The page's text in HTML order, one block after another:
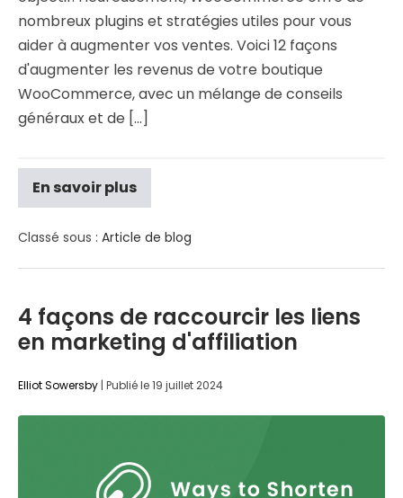
nombreux plugins et stratégies utiles pour vous
aider à augmenter vos ventes. Voici 12 façons
d'augmenter les revenus de votre boutique
WooCommerce, avec un mélange de conseils
généraux et de [...]
En savoir plus
Classé sous : Article de blog
4 façons de raccourcir les liens
en marketing d'affiliation
Elliot Sowersby | Publié le19 juillet 2024